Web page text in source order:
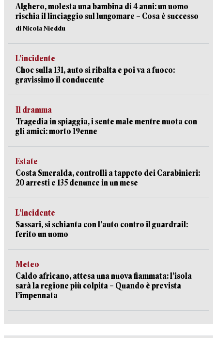
Alghero, molesta una bambina di 4 anni: un uomo
rischia il linciaggio sul lungomare – Cosa è successo
di Nicola Nieddu
L’incidente
Choc sulla 131, auto si ribalta e poi va a fuoco:
gravissimo il conducente
Il dramma
Tragedia in spiaggia, i sente male mentre nuota con
gli amici: morto 19enne
Estate
Costa Smeralda, controlli a tappeto dei Carabinieri:
20 arresti e 135 denunce in un mese
L’incidente
Sassari, si schianta con l’auto contro il guardrail:
ferito un uomo
Meteo
Caldo africano, attesa una nuova fiammata: l’isola
sarà la regione più colpita – Quando è prevista
l’impennata